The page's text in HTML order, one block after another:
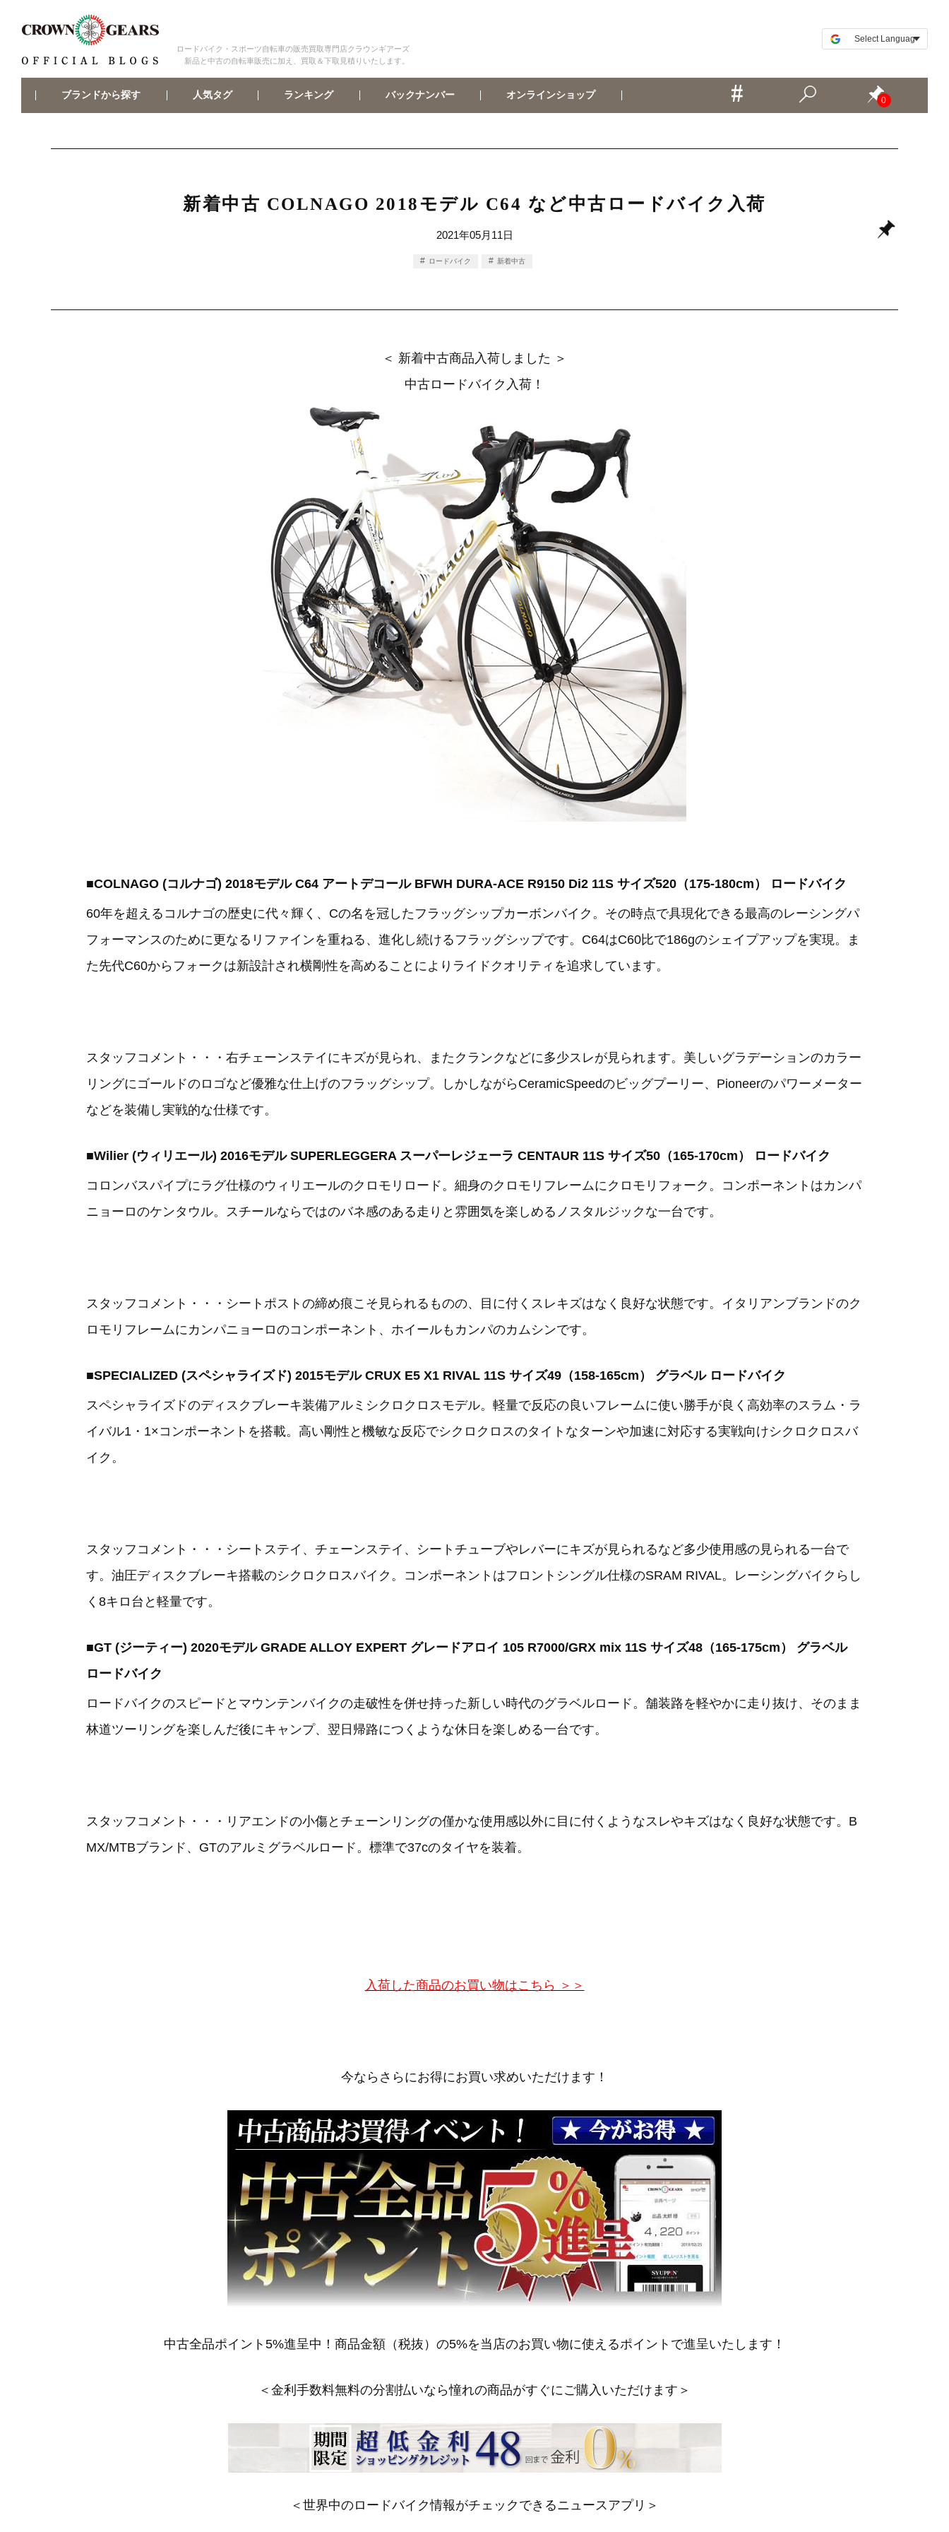
ロードバイク・スポーツ自転車の販売買取専門店クラウンギアーズ
新品と中古の自転車販売に加え、買取＆下取見積りいたします。
ブランドから探す 人気タグ ランキング バックナンバー オンラインショップ 0
新着中古 COLNAGO 2018モデル C64 など中古ロードバイク入荷
2021年05月11日
ロードバイク 新着中古
＜ 新着中古商品入荷しました ＞
中古ロードバイク入荷！
■COLNAGO (コルナゴ) 2018モデル C64 アートデコール BFWH DURA-ACE R9150 Di2 11S サイズ520（175-180cm） ロードバイク
60年を超えるコルナゴの歴史に代々輝く、Cの名を冠したフラッグシップカーボンバイク。その時点で具現化できる最高のレーシングパ
フォーマンスのために更なるリファインを重ねる、進化し続けるフラッグシップです。C64はC60比で186gのシェイプアップを実現。ま
た先代C60からフォークは新設計され横剛性を高めることによりライドクオリティを追求しています。
スタッフコメント・・・右チェーンステイにキズが見られ、またクランクなどに多少スレが見られます。美しいグラデーションのカラー
リングにゴールドのロゴなど優雅な仕上げのフラッグシップ。しかしながらCeramicSpeedのビッグプーリー、Pioneerのパワーメーター
などを装備し実戦的な仕様です。
■Wilier (ウィリエール) 2016モデル SUPERLEGGERA スーパーレジェーラ CENTAUR 11S サイズ50（165-170cm） ロードバイク
コロンバスパイプにラグ仕様のウィリエールのクロモリロード。細身のクロモリフレームにクロモリフォーク。コンポーネントはカンパ
ニョーロのケンタウル。スチールならではのバネ感のある走りと雰囲気を楽しめるノスタルジックな一台です。
スタッフコメント・・・シートポストの締め痕こそ見られるものの、目に付くスレキズはなく良好な状態です。イタリアンブランドのク
ロモリフレームにカンパニョーロのコンポーネント、ホイールもカンパのカムシンです。
■SPECIALIZED (スペシャライズド) 2015モデル CRUX E5 X1 RIVAL 11S サイズ49（158-165cm） グラベル ロードバイク
スペシャライズドのディスクブレーキ装備アルミシクロクロスモデル。軽量で反応の良いフレームに使い勝手が良く高効率のスラム・ラ
イバル1・1×コンポーネントを搭載。高い剛性と機敏な反応でシクロクロスのタイトなターンや加速に対応する実戦向けシクロクロスバ
イク。
スタッフコメント・・・シートステイ、チェーンステイ、シートチューブやレバーにキズが見られるなど多少使用感の見られる一台で
す。油圧ディスクブレーキ搭載のシクロクロスバイク。コンポーネントはフロントシングル仕様のSRAM RIVAL。レーシングバイクらし
く8キロ台と軽量です。
■GT (ジーティー) 2020モデル GRADE ALLOY EXPERT グレードアロイ 105 R7000/GRX mix 11S サイズ48（165-175cm） グラベル
ロードバイク
ロードバイクのスピードとマウンテンバイクの走破性を併せ持った新しい時代のグラベルロード。舗装路を軽やかに走り抜け、そのまま
林道ツーリングを楽しんだ後にキャンプ、翌日帰路につくような休日を楽しめる一台です。
スタッフコメント・・・リアエンドの小傷とチェーンリングの僅かな使用感以外に目に付くようなスレやキズはなく良好な状態です。B
MX/MTBブランド、GTのアルミグラベルロード。標準で37cのタイヤを装着。
入荷した商品のお買い物はこちら ＞＞
今ならさらにお得にお買い求めいただけます！
中古全品ポイント5%進呈中！商品金額（税抜）の5%を当店のお買い物に使えるポイントで進呈いたします！
＜金利手数料無料の分割払いなら憧れの商品がすぐにご購入いただけます＞
＜世界中のロードバイク情報がチェックできるニュースアプリ＞